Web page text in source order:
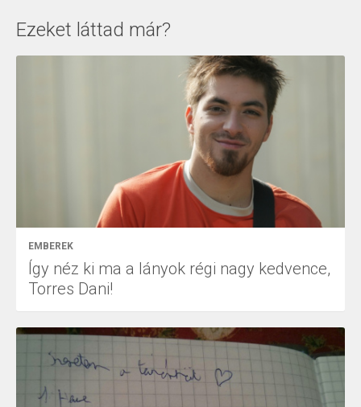
Ezeket láttad már?
EMBEREK
Így néz ki ma a lányok régi nagy kedvence,
Torres Dani!